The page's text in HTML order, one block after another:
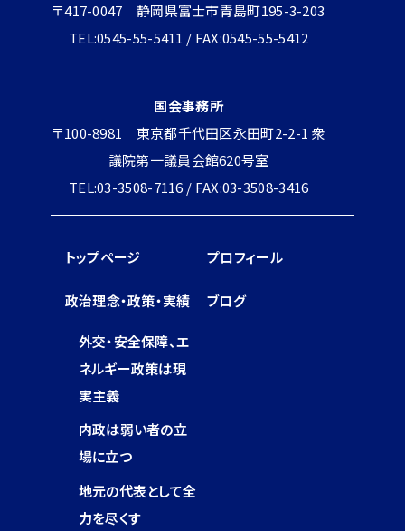
〒417-0047 静岡県富士市青島町195-3-203
TEL:0545-55-5411 / FAX:0545-55-5412
国会事務所
〒100-8981 東京都千代田区永田町2-2-1 衆
議院第一議員会館620号室
TEL:03-3508-7116 / FAX:03-3508-3416
トップページ プロフィール
政治理念・政策・実績
外交・安全保障、エ
ネルギー政策は現
実主義
内政は弱い者の立
場に立つ
地元の代表として全
力を尽くす
ブログ